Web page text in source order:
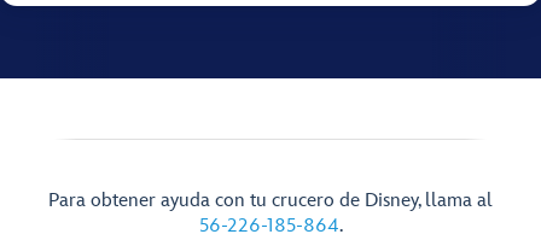
Para obtener ayuda con tu crucero de Disney, llama al
56-226-185-864.